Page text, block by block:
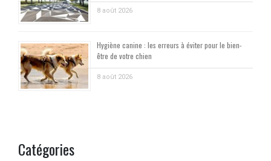
8 août 2026
Hygiène canine : les erreurs à éviter pour le bien-
être de votre chien
8 août 2026
Catégories